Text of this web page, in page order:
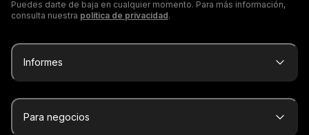
Puedes darte de baja en cualquier momento. Para más información,
consulta nuestra política de privacidad.
Informes
Para negocios